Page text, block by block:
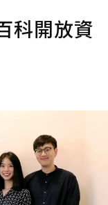
科開放資